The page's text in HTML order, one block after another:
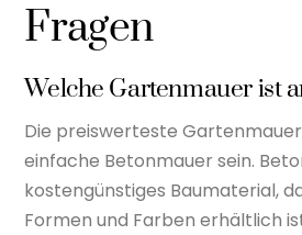
Fragen
Welche Gartenmauer ist
Die preiswerteste
einfache Betonmauer sein.
kostengünstiges Baumaterial,
Formen und Farben erhältlich